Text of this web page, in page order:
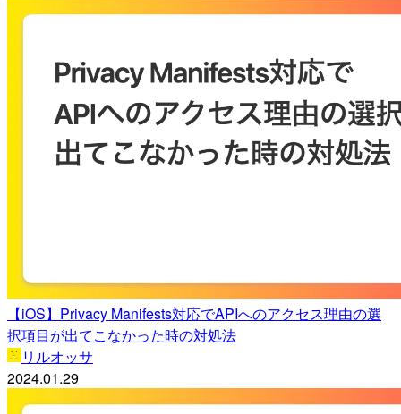
【iOS】Privacy Manifests対応でAPIへのアクセス理由の選
択項目が出てこなかった時の対処法
リルオッサ
2024.01.29